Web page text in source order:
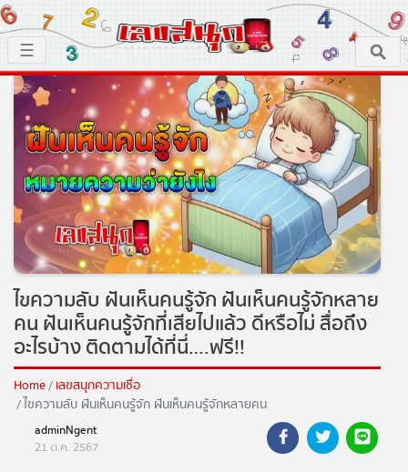
หน้าหลัก
เลขเด็ด
ตรวจเลขสนุก
เลขสนุกมงคล
เลขสนุกคนดัง
เลขสนุกความเชื่อ
หวยสด
ถ่ายทอดสดหวยรัฐบาล
×
☰
ไขความลับ ฝันเห็นคนรู้จัก ฝันเห็นคนรู้จักหลาย
คน ฝันเห็นคนรู้จักที่เสียไปแล้ว ดีหรือไม่ สื่อถึง
อะไรบ้าง ติดตามได้ที่นี่….ฟรี!!
Home เลขสนุกความเชื่อ
ไขความลับ ฝันเห็นคนรู้จัก ฝันเห็นคนรู้จักหลายคน
ฝันเห็นคนรู้จักที่เสียไปแล้ว ดีหรือไม่ สื่อถึงอะไรบ้าง
ติดตามได้ที่นี่....ฟรี!!
adminNgent
21 ต.ค. 2567
x ปิดโฆษณา